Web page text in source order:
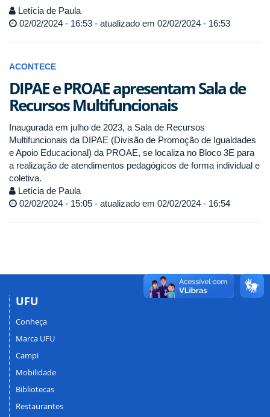
Letícia de Paula
02/02/2024 - 16:53 - atualizado em 02/02/2024 - 16:53
ACONTECE
DIPAE e PROAE apresentam Sala de
Recursos Multifuncionais
Inaugurada em julho de 2023, a Sala de Recursos
Multifuncionais da DIPAE (Divisão de Promoção de Igualdades
e Apoio Educacional) da PROAE, se localiza no Bloco 3E para
a realização de atendimentos pedagógicos de forma individual e
coletiva.
Letícia de Paula
02/02/2024 - 15:05 - atualizado em 02/02/2024 - 16:54
UFU
Conheça
Marca UFU
Campi
Mobilidade
Bibliotecas
Restaurantes